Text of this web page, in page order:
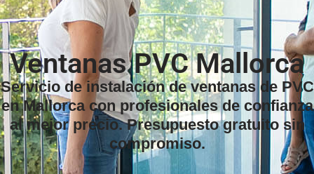
Ventanas PVC Mallorca
Servicio de instalación de ventanas de PVC
en Mallorca con profesionales de confianza
al mejor precio. Presupuesto gratuito sin
compromiso.